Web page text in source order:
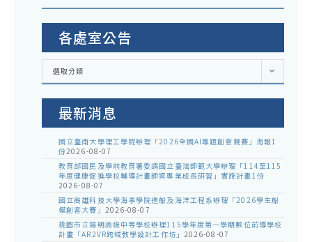
各處室公告
各
室
告
選取分類
最新消息
國立臺南大學理工學院辦理「2026全國AI專題創意競賽」海報1
份2026-08-07
教育部國民及學前教育署委請國立臺灣師範大學辦理「114至115
年度健康促進學校輔導計畫師資專業成長研習」實施計畫1份
2026-08-07
國立高雄科技大學海事學院造船及海洋工程系辦理「2026學生船
模創客大賽」 2026-08-07
桃園市立陽明高級中等學校辦理115學年度第一學期數位前導學校
計畫「AR2VR跨域教學設計工作坊」 2026-08-07